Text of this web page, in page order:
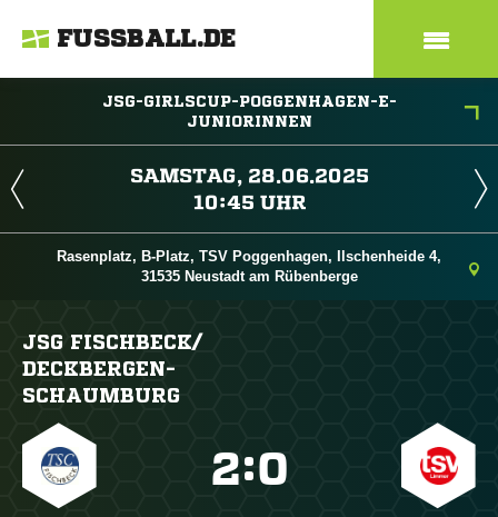
FUSSBALL.DE
JSG-GIRLSCUP-POGGENHAGEN-E-
JUNIORINNEN
 
 
Rasenplatz, B-Platz, TSV Poggenhagen, Ilschenheide 4,
31535 Neustadt am Rübenberge
JSG FISCHBECK/​
DECKBERGEN-
SCHAUMBURG
: